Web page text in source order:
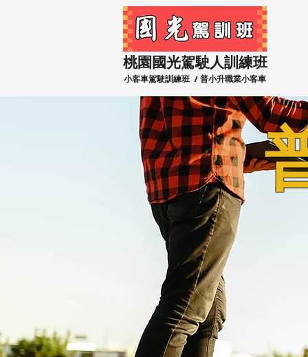
​桃園國光駕駛人訓練班
小客車駕駛訓練班 / 普小升職業小客車